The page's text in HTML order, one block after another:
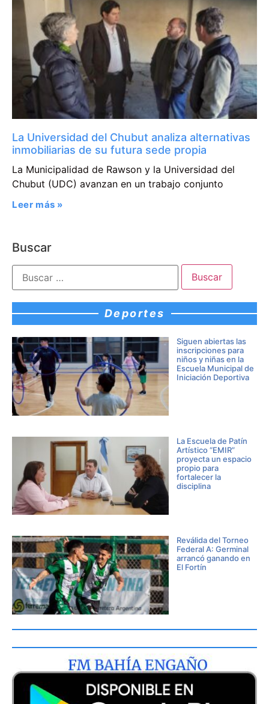
La Universidad del Chubut analiza alternativas
inmobiliarias de su futura sede propia
La Municipalidad de Rawson y la Universidad del
Chubut (UDC) avanzan en un trabajo conjunto
Leer más »
Buscar
Deportes
Siguen abiertas las
inscripciones para
niños y niñas en la
Escuela Municipal de
Iniciación Deportiva
La Escuela de Patín
Artístico “EMIR”
proyecta un espacio
propio para
fortalecer la
disciplina
Reválida del Torneo
Federal A: Germinal
arrancó ganando en
El Fortín